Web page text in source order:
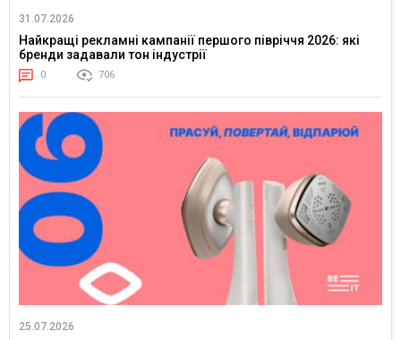
31.07.2026
Найкращі рекламні кампанії першого півріччя 2026: які
бренди задавали тон індустрії
0 706
25.07.2026